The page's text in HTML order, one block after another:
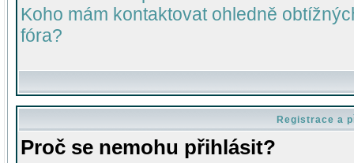
Koho mám kontaktovat ohledně
fóra?
Registrace a
Proč se nemohu přihlásit?